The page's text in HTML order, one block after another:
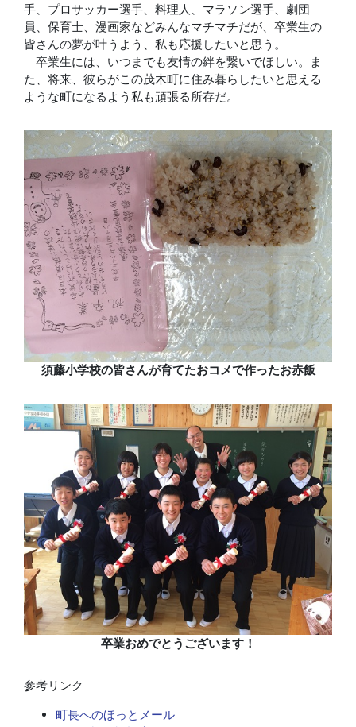
手、プロサッカー選手、料理人、マラソン選手、劇団
員、保育士、漫画家などみんなマチマチだが、卒業生の
皆さんの夢が叶うよう、私も応援したいと思う。
卒業生には、いつまでも友情の絆を繋いでほしい。ま
た、将来、彼らがこの茂木町に住み暮らしたいと思える
ような町になるよう私も頑張る所存だ。
須藤小学校の皆さんが育てたおコメで作ったお赤飯
卒業おめでとうございます！
参考リンク
町長へのほっとメール